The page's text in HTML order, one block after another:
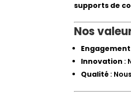
supports de
Nos
Engagement
Innovation :
Qualité :